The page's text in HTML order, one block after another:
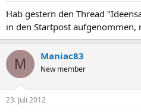
Hab gestern den Thread
in den Startpost aufgenommen,
M Maniac83
New member
23. Juli 2012